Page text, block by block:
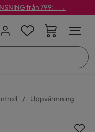
från 799:– →
Uppvärmning